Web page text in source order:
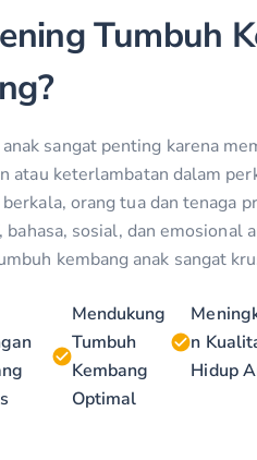
Tumbuh
sangat penting karena
atau keterlambatan dalam
orang tua dan tenaga
sosial, dan emosional
kembang anak sangat
Mendukung
Tumbuh
Kembang
Optimal
n
Hidup